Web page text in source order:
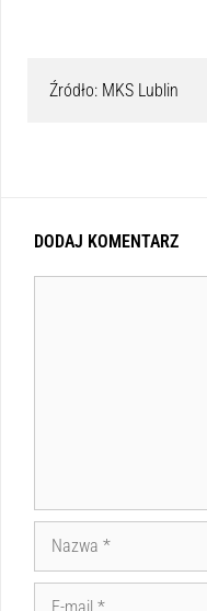
Źródło: MKS Lublin
DODAJ KOMENTARZ